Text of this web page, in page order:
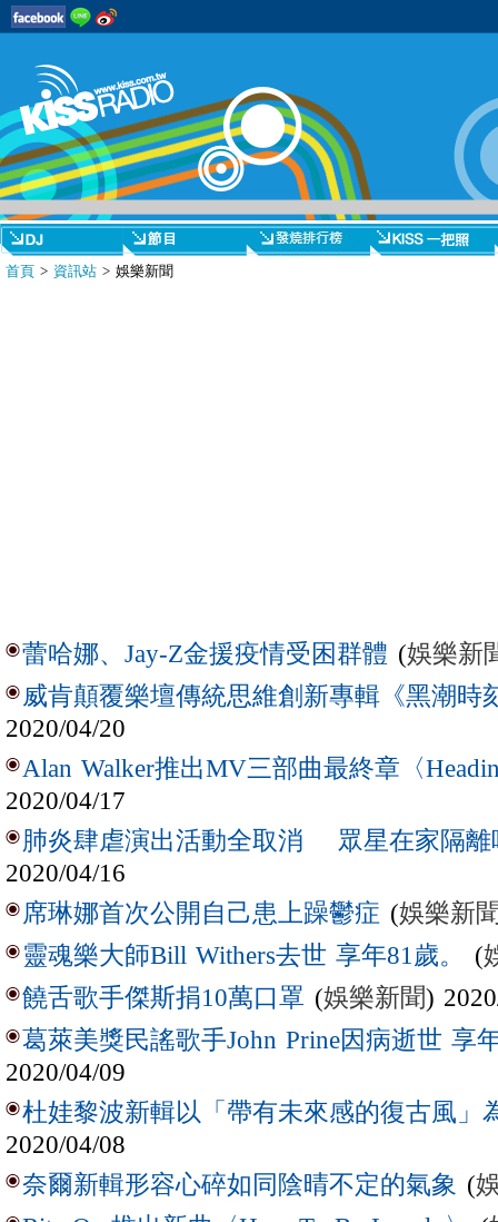
首頁 > 資訊站 > 娛樂新聞
蕾哈娜、Jay-Z金援疫情受困群體 (娛樂新
威肯顛覆樂壇傳統思維創新專輯《黑潮時
2020/04/20
Alan Walker推出MV三部曲最終章〈
2020/04/17
肺炎肆虐演出活動全取消 眾星在家隔離
2020/04/16
席琳娜首次公開自己患上躁鬱症 (娛樂新
靈魂樂大師Bill Withers去世 享年81歲。 (
饒舌歌手傑斯捐10萬口罩 (娛樂新聞)
葛萊美獎民謠歌手John Prine因病逝世 享
2020/04/09
杜娃黎波新輯以「帶有未來感的復古風」
2020/04/08
奈爾新輯形容心碎如同陰晴不定的氣象 (